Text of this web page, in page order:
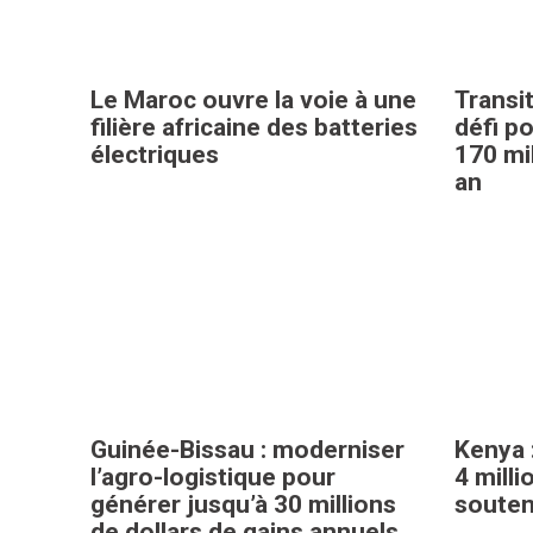
Le Maroc ouvre la voie à une
filière africaine des batteries
électriques
défi
170
an
Guinée-Bissau : moderniser
l’agro-logistique pour
générer jusqu’à 30 millions
4